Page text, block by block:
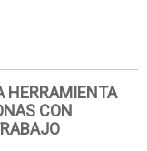
HERRAMIENTA
CON